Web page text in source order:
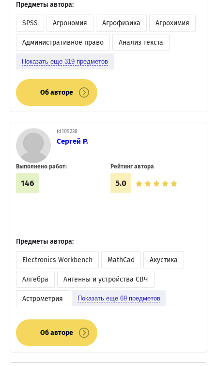
Предметы автора:
SPSS Агрономия Агрофизика Агрохимия
Административное право Анализ текста
Показать еще 319 предметов
Об авторе
Сергей Р.
id109238
Выполнено работ:
146
Рейтинг автора
5.0
Предметы автора:
Electronics Workbench MathCad Акустика
Алгебра Антенны и устройства СВЧ
Астрометрия Показать еще 69 предметов
Об авторе